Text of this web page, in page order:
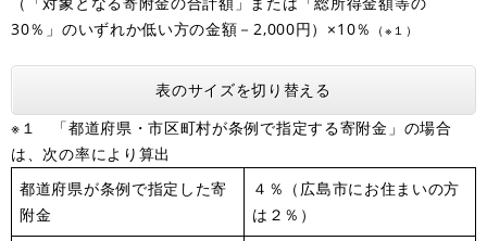
30％」のいずれか低い方の金額－2,000円）×10％
（※１）
表のサイズを切り替える
※１ 「都道府県・市区町村が条例で指定する寄附金」の場合
は、次の率により算出
都道府県が条例で指定した寄
附金
４％（広島市にお住まいの方
は２％）